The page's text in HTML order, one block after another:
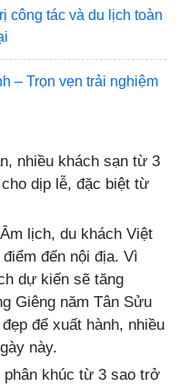
công tác và du lịch toàn
– Trọn vẹn trải nghiệm
nhiều khách sạn từ 3
dịp lễ, đặc biệt từ
lịch, du khách Việt
đến nội địa. Vì
dự kiến sẽ tăng
Giêng năm Tân Sửu
để xuất hành, nhiều
này.
phân khúc từ 3 sao trở